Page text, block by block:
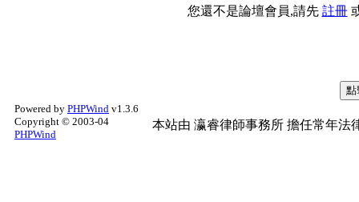
您還不是論壇會員,請先 註冊
Powered by PHPWind v1.3.6
Copyright © 2003-04
PHPWind
本站由 瀛睿律師事務所 擔任常年法